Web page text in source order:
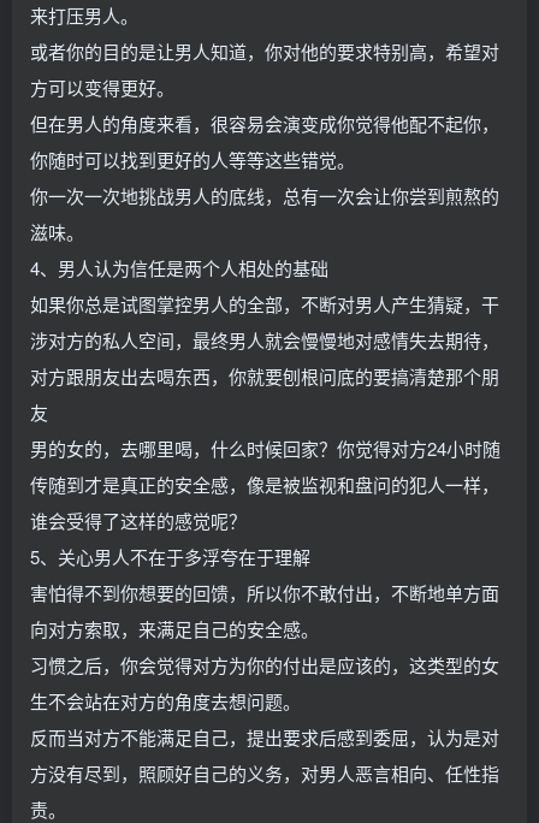
来打压男人。
或者你的目的是让男人知道，你对他的要求特别高，希望对
方可以变得更好。
但在男人的角度来看，很容易会演变成你觉得他配不起你，
你随时可以找到更好的人等等这些错觉。
你一次一次地挑战男人的底线，总有一次会让你尝到煎熬的
滋味。
4、男人认为信任是两个人相处的基础
如果你总是试图掌控男人的全部，不断对男人产生猜疑，干
涉对方的私人空间，最终男人就会慢慢地对感情失去期待，
对方跟朋友出去喝东西，你就要刨根问底的要搞清楚那个朋
友
男的女的，去哪里喝，什么时候回家？你觉得对方24小时随
传随到才是真正的安全感，像是被监视和盘问的犯人一样，
谁会受得了这样的感觉呢？
5、关心男人不在于多浮夸在于理解
害怕得不到你想要的回馈，所以你不敢付出，不断地单方面
向对方索取，来满足自己的安全感。
习惯之后，你会觉得对方为你的付出是应该的，这类型的女
生不会站在对方的角度去想问题。
反而当对方不能满足自己，提出要求后感到委屈，认为是对
方没有尽到，照顾好自己的义务，对男人恶言相向、任性指
责。